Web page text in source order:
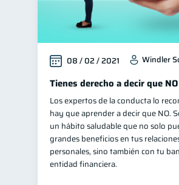
08 / 02 / 2021 Windler
Tienes derecho a decir que NO
Los expertos de la conducta lo
hay que aprender a decir que NO.
un hábito saludable que no solo
grandes beneficios en tus
personales, sino también con tu
entidad financiera.